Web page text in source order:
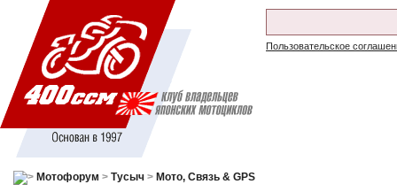
Пользовательское
Мотофорум > Тусыч> Мото, Связь & GPS